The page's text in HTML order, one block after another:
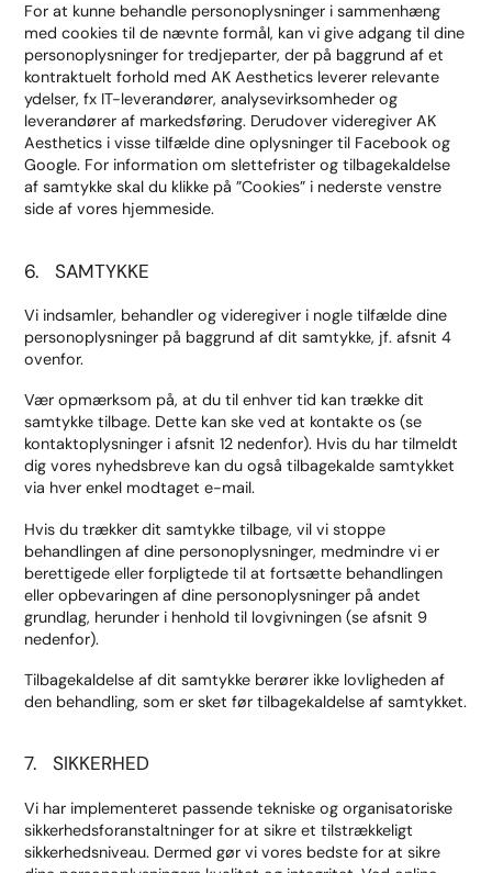
For at kunne behandle personoplysninger i sammenhæng
med cookies til de nævnte formål, kan vi give adgang til dine
personoplysninger for tredjeparter, der på baggrund af et
kontraktuelt forhold med AK Aesthetics leverer relevante
ydelser, fx IT-leverandører, analysevirksomheder og
leverandører af markedsføring. Derudover videregiver AK
Aesthetics i visse tilfælde dine oplysninger til Facebook og
Google. For information om slettefrister og tilbagekaldelse
af samtykke skal du klikke på ”Cookies” i nederste venstre
side af vores hjemmeside.
6. SAMTYKKE
Vi indsamler, behandler og videregiver i nogle tilfælde dine
personoplysninger på baggrund af dit samtykke, jf. afsnit 4
ovenfor.
Vær opmærksom på, at du til enhver tid kan trække dit
samtykke tilbage. Dette kan ske ved at kontakte os (se
kontaktoplysninger i afsnit 12 nedenfor). Hvis du har tilmeldt
dig vores nyhedsbreve kan du også tilbagekalde samtykket
via hver enkel modtaget e-mail.
Hvis du trækker dit samtykke tilbage, vil vi stoppe
behandlingen af dine personoplysninger, medmindre vi er
berettigede eller forpligtede til at fortsætte behandlingen
eller opbevaringen af dine personoplysninger på andet
grundlag, herunder i henhold til lovgivningen (se afsnit 9
nedenfor).
Tilbagekaldelse af dit samtykke berører ikke lovligheden af
den behandling, som er sket før tilbagekaldelse af samtykket.
7. SIKKERHED
Vi har implementeret passende tekniske og organisatoriske
sikkerhedsforanstaltninger for at sikre et tilstrækkeligt
sikkerhedsniveau. Dermed gør vi vores bedste for at sikre